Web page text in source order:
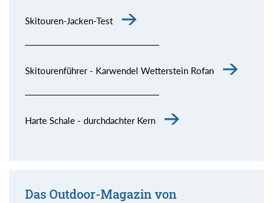
Skitouren-Jacken-Test
Skitourenführer - Karwendel Wetterstein Rofan
Harte Schale - durchdachter Kern
Das Outdoor-Magazin von